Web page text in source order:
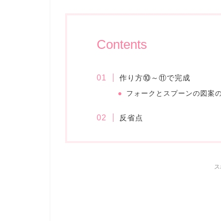
Contents
作り方⑩～⑪で完成
フォークとスプーンの図案
反省点